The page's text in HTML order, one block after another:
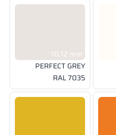
10,12 mm
PERFECT GREY
RAL 7035